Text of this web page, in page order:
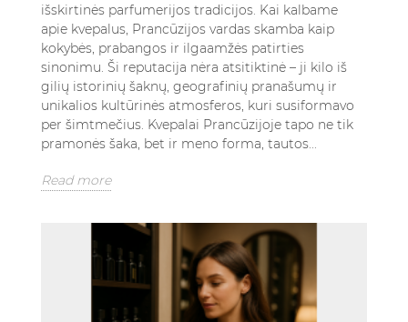
išskirtinės parfumerijos tradicijos. Kai kalbame
apie kvepalus, Prancūzijos vardas skamba kaip
kokybės, prabangos ir ilgaamžės patirties
sinonimu. Ši reputacija nėra atsitiktinė – ji kilo iš
gilių istorinių šaknų, geografinių pranašumų ir
unikalios kultūrinės atmosferos, kuri susiformavo
per šimtmečius. Kvepalai Prancūzijoje tapo ne tik
pramonės šaka, bet ir meno forma, tautos...
Read more